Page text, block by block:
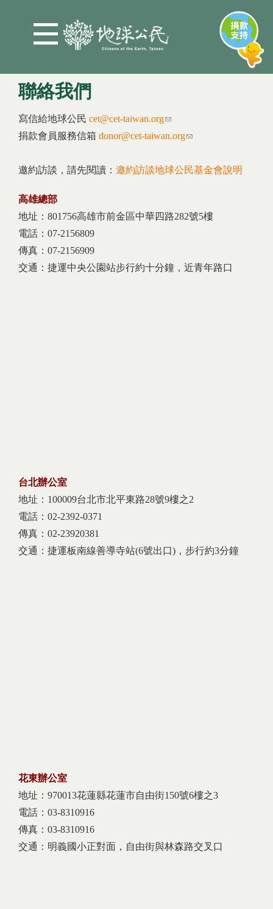
聯絡我們
You are here
寫信給地球公民 cet@cet-taiwan.org(link sends e-mail)
捐款會員服務信箱 donor@cet-taiwan.org(link sends e-mail)
邀約訪談，請先閱讀： 邀約訪談地球公民基金會說明
高雄總部
地址：801756高雄市前金區中華四路282號5樓
電話：07-2156809
傳真：07-2156909
交通：捷運中央公園站步行約十分鐘，近青年路口
台北辦公室
地址：100009台北市北平東路28號9樓之2
電話：02-2392-0371
傳真：02-23920381
交通：捷運板南線善導寺站(6號出口)，步行約3分鐘
花東辦公室
地址：970013花蓮縣花蓮市自由街150號6樓之3
電話：03-8310916
傳真：03-8310916
交通：明義國小正對面，自由街與林森路交叉口